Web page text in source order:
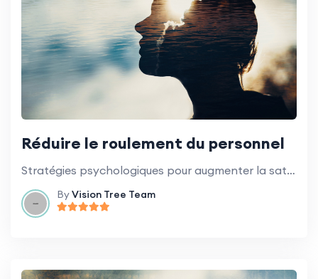
Réduire le roulement du personnel
Stratégies psychologiques pour augmenter la satisfaction et la rétention des employés.
ByVision Tree Team